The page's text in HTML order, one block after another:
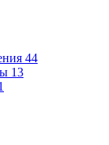
44
13